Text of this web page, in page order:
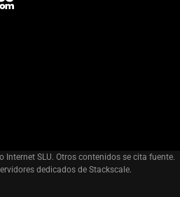
SLU. Otros contenidos se cita fuente.
dedicados de Stackscale.